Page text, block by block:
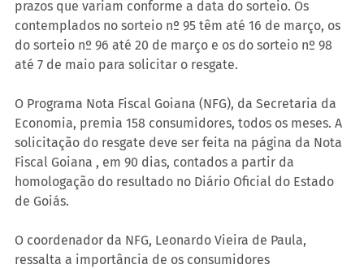
prazos que variam conforme a data do sorteio. Os
contemplados no sorteio nº 95 têm até 16 de março, os
do sorteio nº 96 até 20 de março e os do sorteio nº 98
até 7 de maio para solicitar o resgate.
O Programa Nota Fiscal Goiana (NFG), da Secretaria da
Economia, premia 158 consumidores, todos os meses. A
solicitação do resgate deve ser feita na página da Nota
Fiscal Goiana , em 90 dias, contados a partir da
homologação do resultado no Diário Oficial do Estado
de Goiás.
O coordenador da NFG, Leonardo Vieira de Paula,
ressalta a importância de os consumidores